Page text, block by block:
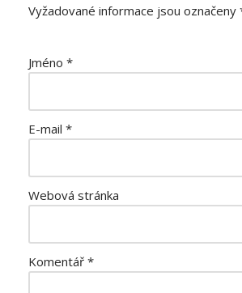
Vyžadované informace jsou označeny
Jméno *
E-mail *
Webová stránka
Komentář *